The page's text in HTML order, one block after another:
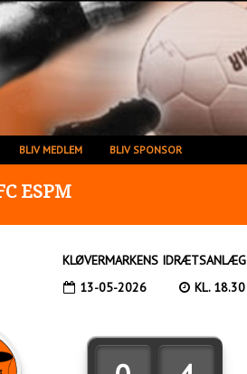
BLIV MEDLEM BLIV SPONSOR
ESPM
KLØVERMARKENS IDRÆTSANLÆG
13-05-2026
KL. 18.30